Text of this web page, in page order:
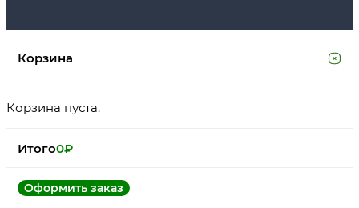
Корзина
Корзина пуста.
Итого0₽
Оформить заказ